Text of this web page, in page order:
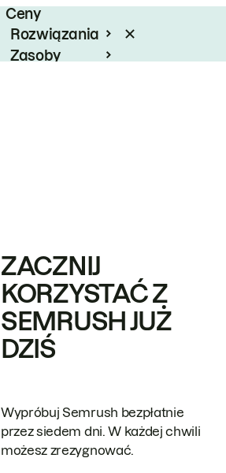
Ceny
Rozwiązania
Zasoby
ZACZNIJ
KORZYSTAĆ Z
SEMRUSH JUŻ
DZIŚ
Wypróbuj Semrush bezpłatnie
przez siedem dni. W każdej chwili
możesz zrezygnować.